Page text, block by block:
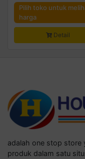
Pilih toko untuk
harga
Detail
adalah one stop store
produk dalam satu